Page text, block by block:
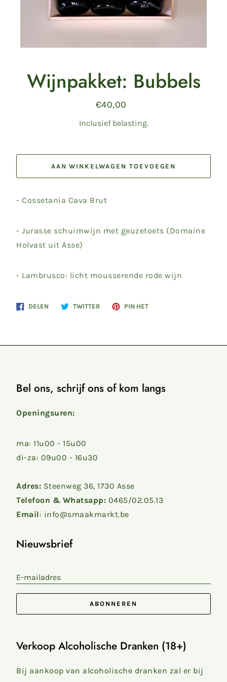
Wijnpakket: Bubbels
Normale
€40,00
Inclusief belasting.
AAN WINKELWAGEN TOEVOEGEN
- Cossetania Cava Brut
- Jurasse schuimwijn met geuzetoets (Domaine
Holvast uit Asse)
- Lambrusco: licht mousserende rode wijn
DELEN
Delen TWITTERTwitterenPIN HETPinnen
Bel ons, schrijf ons of kom langs
Openingsuren:
ma: 11u00 - 15u00
di-za: 09u00 - 16u30
Adres: Steenweg 36, 1730 Asse
Telefoon & Whatsapp: 0465/02.05.13
Email: info@smaakmarkt.be
Nieuwsbrief
E-mailadres
ABONNEREN
Verkoop Alcoholische Dranken (18+)
Bij aankoop van alcoholische dranken zal er bij